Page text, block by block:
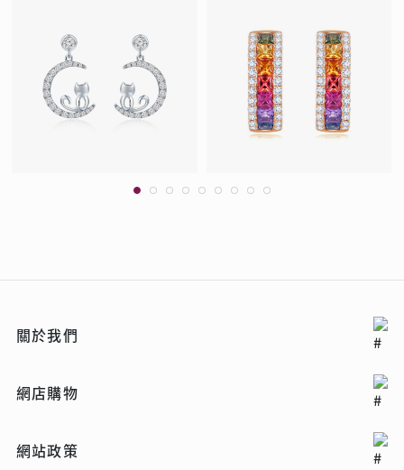
關於我們
網店購物
網站政策